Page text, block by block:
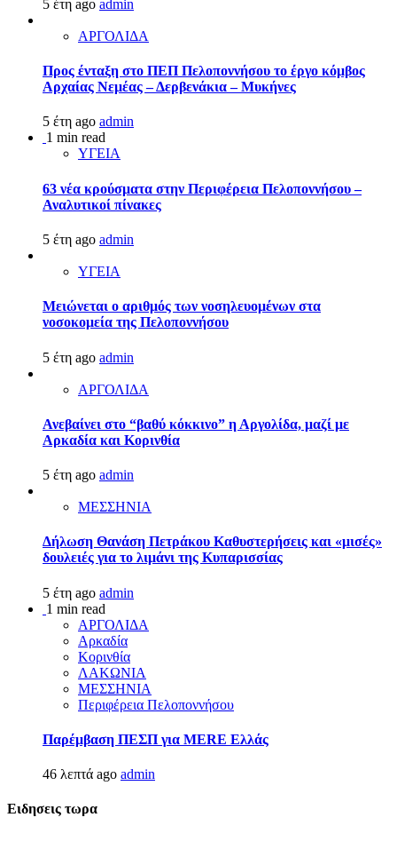
5 έτη ago admin
ΑΡΓΟΛΙΔΑ
Προς ένταξη στο ΠΕΠ Πελοποννήσου το έργο κόμβος
Αρχαίας Νεμέας – Δερβενάκια – Μυκήνες
5 έτη ago admin
1 min read
ΥΓΕΙΑ
63 νέα κρούσματα στην Περιφέρεια Πελοποννήσου –
Αναλυτικοί πίνακες
5 έτη ago admin
ΥΓΕΙΑ
Μειώνεται ο αριθμός των νοσηλευομένων στα
νοσοκομεία της Πελοποννήσου
5 έτη ago admin
ΑΡΓΟΛΙΔΑ
Ανεβαίνει στο “βαθύ κόκκινο” η Αργολίδα, μαζί με
Αρκαδία και Κορινθία
5 έτη ago admin
ΜΕΣΣΗΝΙΑ
Δήλωση Θανάση Πετράκου Καθυστερήσεις και «μισές»
δουλειές για το λιμάνι της Κυπαρισσίας
5 έτη ago admin
1 min read
ΑΡΓΟΛΙΔΑ
Αρκαδία
Κορινθία
ΛΑΚΩΝΙΑ
ΜΕΣΣΗΝΙΑ
Περιφέρεια Πελοποννήσου
Παρέμβαση ΠΕΣΠ για MERE Ελλάς
46 λεπτά ago admin
Ειδησεις τωρα